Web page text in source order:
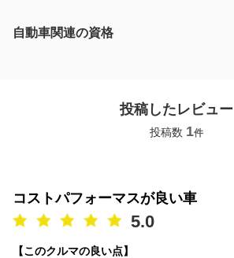
自動車関連の資格
投稿したレビュー
投稿数 1件
コストパフォーマスが良い車
5.0
【このクルマの良い点】